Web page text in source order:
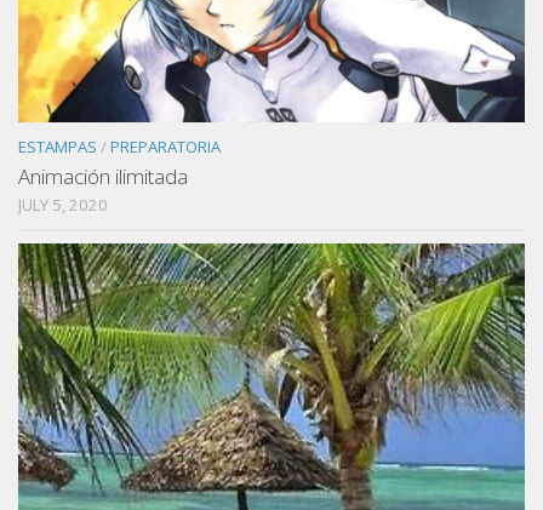
ESTAMPAS /PREPARATORIA
Animación ilimitada
JULY 5, 2020